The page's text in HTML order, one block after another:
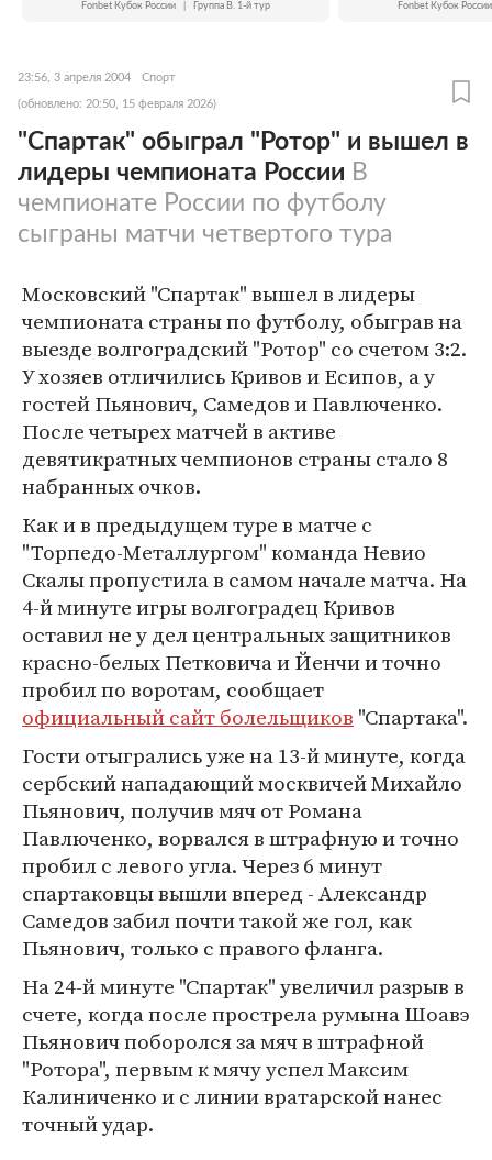
Fonbet Кубок России Группа B. 1-й тур Fonbet Кубок России
23:56, 3 апреля 2004 Спорт
(обновлено: 20:50, 15 февраля 2026)
"Спартак" обыграл "Ротор" и вышел в
лидеры чемпионата России В
чемпионате России по футболу
сыграны матчи четвертого тура
Московский "Спартак" вышел в лидеры
чемпионата страны по футболу, обыграв на
выезде волгоградский "Ротор" со счетом 3:2.
У хозяев отличились Кривов и Есипов, а у
гостей Пьянович, Самедов и Павлюченко.
После четырех матчей в активе
девятикратных чемпионов страны стало 8
набранных очков.
Как и в предыдущем туре в матче с
"Торпедо-Металлургом" команда Невио
Скалы пропустила в самом начале матча. На
4-й минуте игры волгоградец Кривов
оставил не у дел центральных защитников
красно-белых Петковича и Йенчи и точно
пробил по воротам, сообщает
официальный сайт болельщиков "Спартака".
Гости отыгрались уже на 13-й минуте, когда
сербский нападающий москвичей Михайло
Пьянович, получив мяч от Романа
Павлюченко, ворвался в штрафную и точно
пробил с левого угла. Через 6 минут
спартаковцы вышли вперед - Александр
Самедов забил почти такой же гол, как
Пьянович, только с правого фланга.
На 24-й минуте "Спартак" увеличил разрыв в
счете, когда после прострела румына Шоавэ
Пьянович поборолся за мяч в штрафной
"Ротора", первым к мячу успел Максим
Калиниченко и с линии вратарской нанес
точный удар.